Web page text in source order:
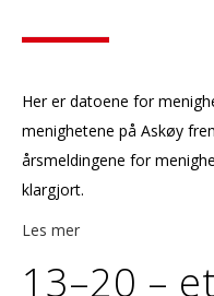
Her er datoene for
menighetene på Askøy
årsmeldingene for
klargjort.
Les mer
13–20 –